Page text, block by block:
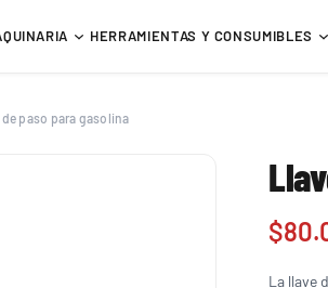
HERRAMIENTAS Y CONSUMIBLES
paso para gasolina
$
La llave